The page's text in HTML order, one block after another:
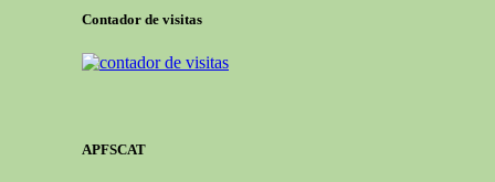
Contador de visitas
APFSCAT